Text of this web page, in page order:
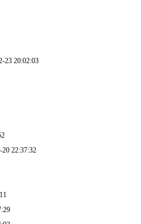
23 20:02:03
20 22:37:32